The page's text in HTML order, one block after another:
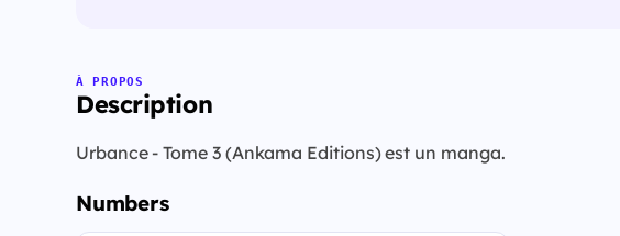
À PROPOS
Description
Urbance - Tome 3 (Ankama Editions) est un manga.
Numbers